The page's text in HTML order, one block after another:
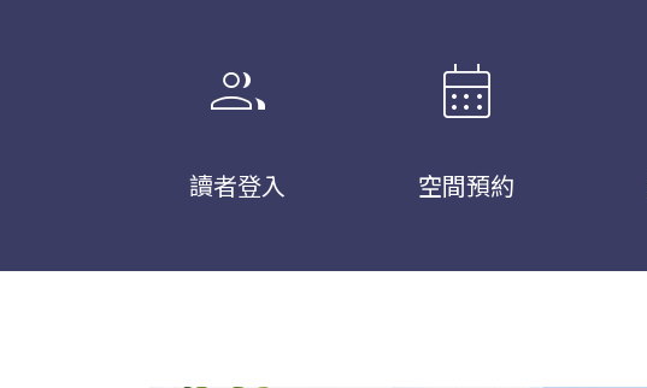
group
讀者登入
calendar_month
空間預約